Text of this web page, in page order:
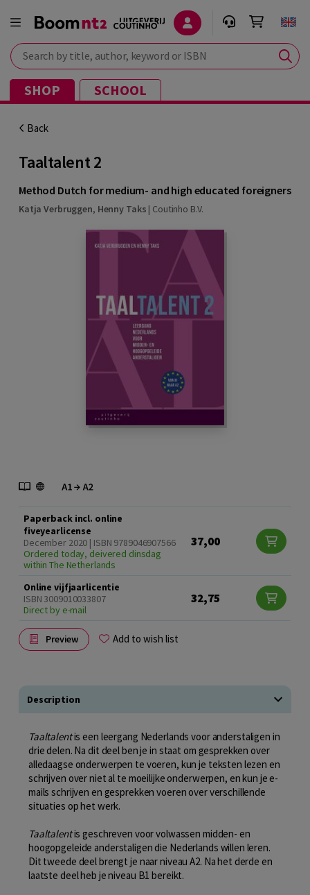
Search by title, author, keyword or ISBN
SHOP SCHOOL
Back
Taaltalent 2
Method Dutch for medium- and high educated foreigners
Katja Verbruggen, Henny Taks | Coutinho B.V.
Paperback incl. online
fiveyearlicense
December 2020 | ISBN 9789046907566
Ordered today, deivered dinsdag
within The Netherlands
37,00
Online vijfjaarlicentie
ISBN 3009010033807
Direct by e-mail
32,75
Preview Add to wish list
Description
Taaltalentis een leergang Nederlands voor anderstaligen in
drie delen. Na dit deel ben je in staat om gesprekken over
alledaagse onderwerpen te voeren, kun je teksten lezen en
schrijven over niet al te moeilijke onderwerpen, en kun je e-
mails schrijven en gesprekken voeren over verschillende
situaties op het werk.
Taaltalentis geschreven voor volwassen midden- en
hoogopgeleide anderstaligen die Nederlands willen leren.
Dit tweede deel brengt je naar niveau A2. Na het derde en
laatste deel heb je niveau B1 bereikt.